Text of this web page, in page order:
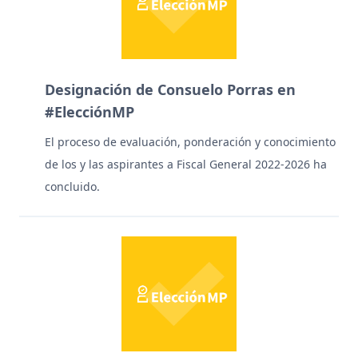
Designación de Consuelo Porras en
#ElecciónMP
El proceso de evaluación, ponderación y conocimiento
de los y las aspirantes a Fiscal General 2022-2026 ha
concluido.